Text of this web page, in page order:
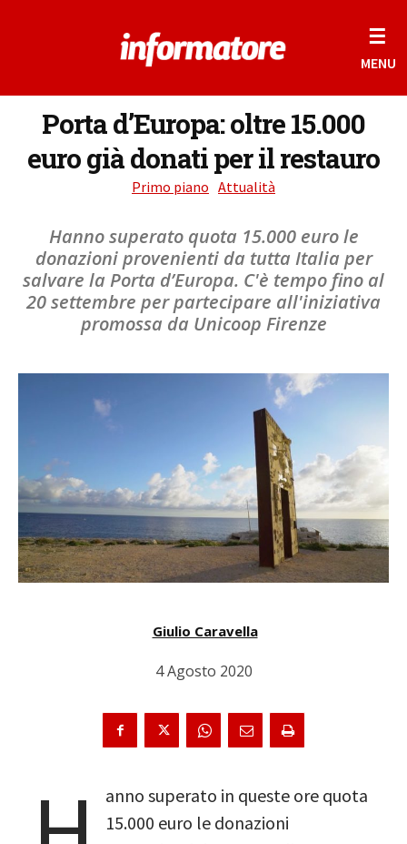
☰
MENU
Porta d’Europa: oltre 15.000
euro già donati per il restauro
Primo piano Attualità
Hanno superato quota 15.000 euro le
donazioni provenienti da tutta Italia per
salvare la Porta d’Europa. C'è tempo fino al
20 settembre per partecipare all'iniziativa
promossa da Unicoop Firenze
Giulio Caravella
4 Agosto 2020
anno superato in queste ore quota
15.000 euro le donazioni